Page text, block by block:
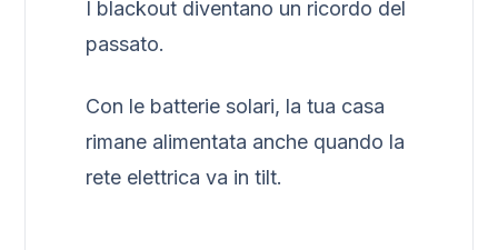
I blackout diventano un ricordo del
passato.
Con le batterie solari, la tua casa
rimane alimentata anche quando la
rete elettrica va in tilt.